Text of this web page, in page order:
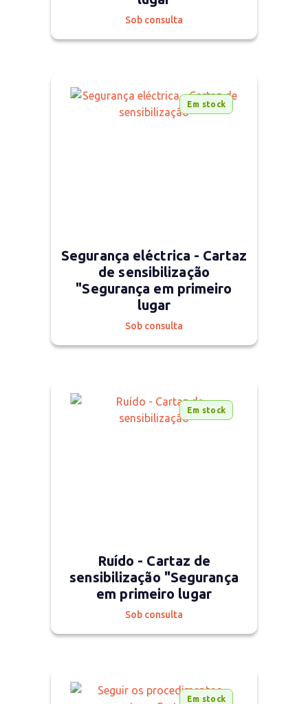
Sob consulta
Em stock
Segurança eléctrica - Cartaz
de sensibilização
"Segurança em primeiro
lugar
Sob consulta
Em stock
Ruído - Cartaz de
sensibilização "Segurança
em primeiro lugar
Sob consulta
Em stock